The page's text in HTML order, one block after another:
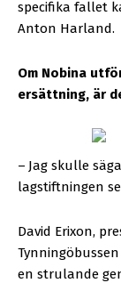
specifika fallet
Anton Harland.
Om Nobina
ersättning, är
– Jag skulle
lagstiftningen
David Erixon,
en strulande